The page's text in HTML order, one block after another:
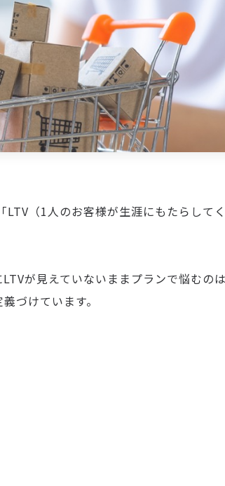
（1人のお客様が生涯にもたらして
が見えていないままプランで悩むのは
づけています。